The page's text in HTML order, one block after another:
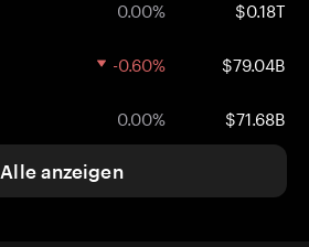
0.00% $0.18T
-0.60% $79.04B
0.00% $71.68B
Alle anzeigen